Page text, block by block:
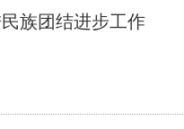
族团结进步工作